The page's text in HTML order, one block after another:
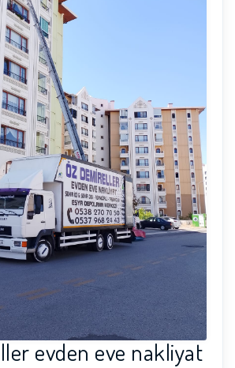
evden eve nakliyat